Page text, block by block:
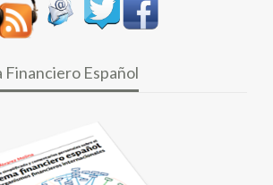
Financiero Español